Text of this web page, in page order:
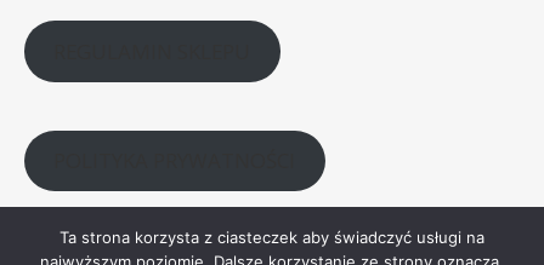
Ta strona korzysta z ciasteczek aby świadczyć usługi na